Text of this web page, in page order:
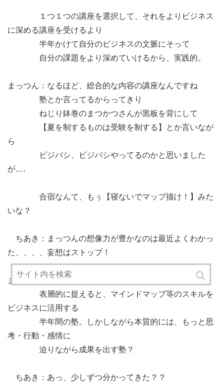
１つ１つの講座を選択して、それをよりビジネス
に深める講座を受けるより
半年かけて自分のビジネスの文脈にそって
自分の課題をより深めていけるから、実践的。
まっつん：なるほど、総合的な内容の講座なんですね
塾とか言ってるからってきり
ねじり鉢巻のまつかつさんが黒板を背にして
【夏を制するものは受験を制する】とか言いなが
ら
ビジバシ、ビジバシやってるのかと思いました
が….
合宿なんて、もぅ【寝ないでマップ描け！】みた
いな？
ちあき：まっつんの想像力が豊かなのは最近よくわかっ
た、、、、妄想はストップ！
まっつん：はい。
表層的に捉えると、マインドマップ等のスキルを
ビジネスに活用する
半年間の塾。しかしながら本質的には、もっと思
考・行動・感情に
迫りながら成果を出す塾？
ちあき：あっ、少しずつ分かってきた？？